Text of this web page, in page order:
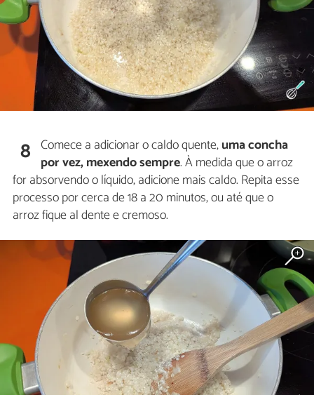
8 Comece a adicionar o caldo quente,uma concha
por vez, mexendo sempre. À medida que o arroz
for absorvendo o líquido, adicione mais caldo. Repita esse
processo por cerca de 18 a 20 minutos, ou até que o
arroz fique al dente e cremoso.